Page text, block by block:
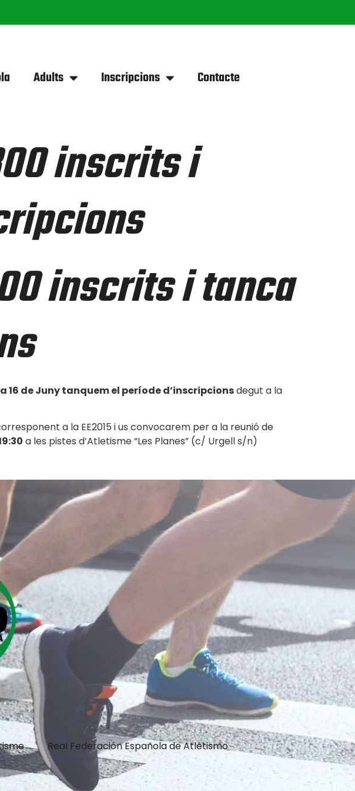
Adults Inscripcions Contacte
inscrits i
inscrits i tanca
16 de Juny tanquem el període d’inscripcionsdegut a la
a la EE2015 i us convocarem per a la reunió de
a les pistes d’Atletisme “Les Planes” (c/ Urgell s/n)
Real Federación Española de Atletismo